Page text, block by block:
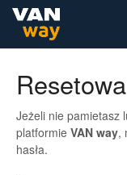
Jeżeli nie pamietasz
platformie VAN way,
hasła.